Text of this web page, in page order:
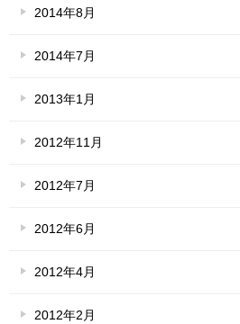
2014年8月
2014年7月
2013年1月
2012年11月
2012年7月
2012年6月
2012年4月
2012年2月